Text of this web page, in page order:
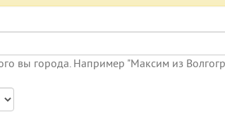
вы города. Например "Максим из